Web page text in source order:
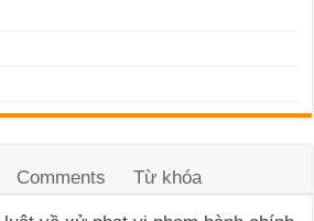
Comments Từ khóa